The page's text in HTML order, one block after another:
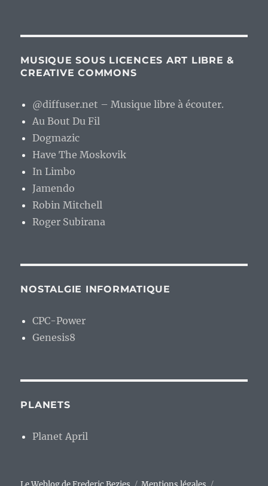
MUSIQUE SOUS LICENCES ART LIBRE &
CREATIVE COMMONS
@diffuser.net – Musique libre à écouter.
Au Bout Du Fil
Dogmazic
Have The Moskovik
In Limbo
Jamendo
Robin Mitchell
Roger Subirana
NOSTALGIE INFORMATIQUE
CPC-Power
Genesis8
PLANETS
Planet April